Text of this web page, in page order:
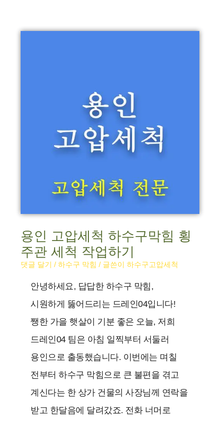
용인 고압세척 하수구막힘 횡
주관 세척 작업하기
댓글 달기 /하수구 막힘 / 글쓴이하수구고압세척
안녕하세요, 답답한 하수구 막힘,
시원하게 뚫어드리는 드레인04입니다!
쨍한 가을 햇살이 기분 좋은 오늘, 저희
드레인04 팀은 아침 일찍부터 서둘러
용인으로 출동했습니다. 이번에는 며칠
전부터 하수구 막힘으로 큰 불편을 겪고
계신다는 한 상가 건물의 사장님께 연락을
받고 한달음에 달려갔죠. 전화 너머로